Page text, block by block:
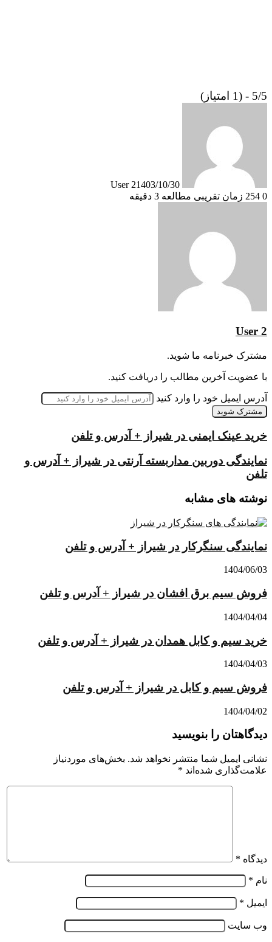
5/5 - (1 امتیاز)
User 21403/10/30
0
زمان تقریبی مطالعه 3 دقیقه
User 2
مشترک خبرنامه ما شوید.
با عضویت آخرین مطالب را دریافت کنید.
آدرس ایمیل خود را وارد کنید
خرید عینک ایمنی در شیراز + آدرس و تلفن
نمایندگی دوربین مداربسته آرنتی در شیراز + آدرس و
تلفن
نوشته های مشابه
نمایندگی سنگرکار در شیراز + آدرس و تلفن
1404/06/03
فروش سیم برق افشان در شیراز + آدرس و تلفن
1404/04/04
خرید سیم و کابل همدان در شیراز + آدرس و تلفن
1404/04/03
فروش سیم و کابل در شیراز + آدرس و تلفن
1404/04/02
دیدگاهتان را بنویسید
نشانی ایمیل شما منتشر نخواهد شد. بخش‌های موردنیاز
علامت‌گذاری شده‌اند *
دیدگاه *
نام *
ایمیل *
وب‌ سایت